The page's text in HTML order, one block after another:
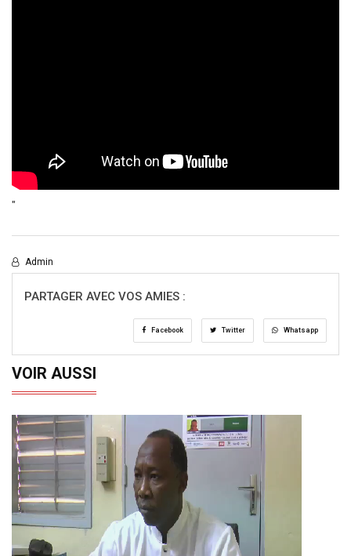
"
Admin
PARTAGER AVEC VOS AMIES :
Facebook Twitter Whatsapp
VOIR AUSSI